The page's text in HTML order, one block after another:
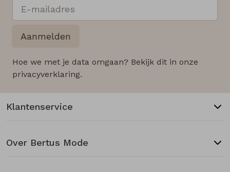
Aanmelden
Hoe we met je data omgaan? Bekijk dit in onze
privacyverklaring.
Klantenservice
Over Bertus Mode